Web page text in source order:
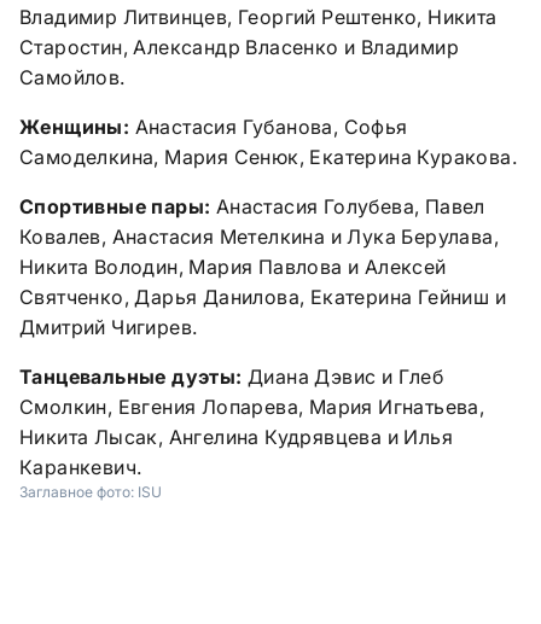
Владимир Литвинцев, Георгий Рештенко, Никита
Старостин, Александр Власенко и Владимир
Самойлов.
Женщины: Анастасия Губанова, Софья
Самоделкина, Мария Сенюк, Екатерина Куракова.
Спортивные пары: Анастасия Голубева, Павел
Ковалев, Анастасия Метелкина и Лука Берулава,
Никита Володин, Мария Павлова и Алексей
Святченко, Дарья Данилова, Екатерина Гейниш и
Дмитрий Чигирев.
Танцевальные дуэты: Диана Дэвис и Глеб
Смолкин, Евгения Лопарева, Мария Игнатьева,
Никита Лысак, Ангелина Кудрявцева и Илья
Каранкевич.
Заглавное фото: ISU